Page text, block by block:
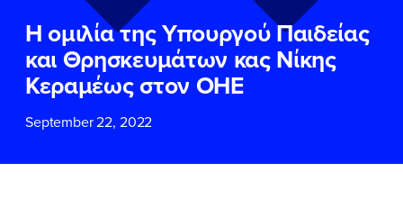
Η ομιλία της Υπουργού Παιδείας
και Θρησκευμάτων κας Νίκης
Κεραμέως στον ΟΗΕ
September 22, 2022
ΕΠΙΘΕΤΟ*
ΤΗΛΕΦΩΝΟ*
*
ΕΠΙΘΕΤΟ*
ΤΗΛΕΦΩΝΟ
*